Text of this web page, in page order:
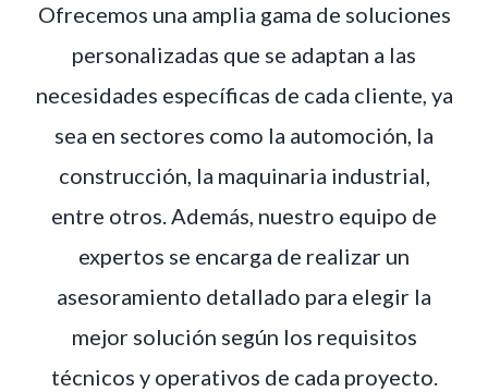
Ofrecemos una amplia gama de soluciones
personalizadas que se adaptan a las
necesidades específicas de cada cliente, ya
sea en sectores como la automoción, la
construcción, la maquinaria industrial,
entre otros. Además, nuestro equipo de
expertos se encarga de realizar un
asesoramiento detallado para elegir la
mejor solución según los requisitos
técnicos y operativos de cada proyecto.